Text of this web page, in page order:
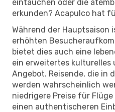
eintauchen oder die
erkunden? Acapulco hat
Während der Hauptsaison
erhöhten
bietet dies auch eine
ein erweitertes kulturelles
Angebot. Reisende, die in
werden wahrscheinlich
niedrigere Preise für
einen authentischeren